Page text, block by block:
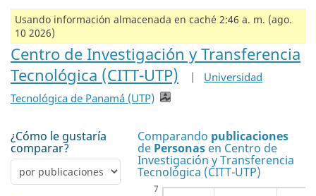
Usando información almacenada en caché 2:46 a. m. (ago.
10 2026)
Centro de Investigación y Transferencia
Tecnológica (CITT-UTP)
|
Universidad
Tecnológica de Panamá (UTP)
¿Cómo le gustaría
comparar?
Comparando publicaciones
de Personasen Centro de
Investigación y Transferencia
Tecnológica (CITT-UTP)
7